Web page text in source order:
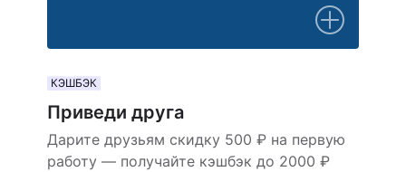
КЭШБЭК
Приведи друга
Дарите друзьям скидку 500 ₽ на первую
работу — получайте кэшбэк до 2000 ₽